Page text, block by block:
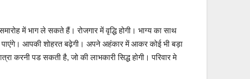
में भाग ले सकते हैं। रोजगार में वृद्धि होगी। भाग्य का साथ
पाएंगे। आपकी शोहरत बढ़ेगी। अपने अहंकार में आकर कोई भी बड़ा
पड सकती है, जो की लाभकारी सिद्ध होगी। परिवार मे